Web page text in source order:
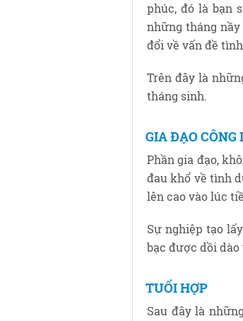
phúc, đó là bạn
những tháng
đổi về vấn đề
Trên đây là
tháng sinh.
GIA ĐẠO CÔNG
Phần gia đạo,
đau khổ về tình
lên cao vào lúc
Sự nghiệp tạo
bạc được dồi
TUỔI HỢP
Sau đây là